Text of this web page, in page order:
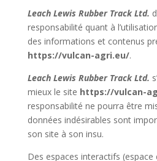
Leach Lewis Rubber Track Ltd.
responsabilité quant à
des informations et contenus
https://vulcan-agri.eu/.
Leach Lewis Rubber Track Ltd.
mieux le site https://vulcan-
responsabilité ne pourra être
données indésirables sont
son site à son insu.
Des espaces interactifs